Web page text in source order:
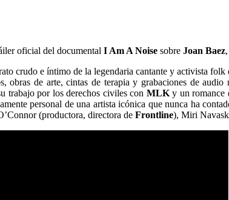
oficial del documental I Am A Noise sobre Joan Baez
crudo e íntimo de la legendaria cantante y activista
obras de arte, cintas de terapia y grabaciones de audio
trabajo por los derechos civiles con MLKy un romance
personal de una artista icónica que nunca ha
(productora, directora de Frontline), Miri